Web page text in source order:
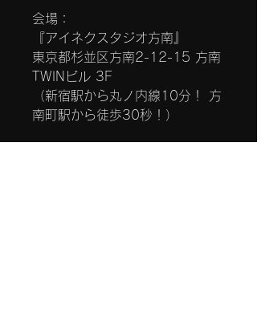
会場：
『アイネクスタジオ方南』
東京都杉並区方南2-12-15 方南
TWINビル 3F
（新宿駅から丸ノ内線10分！ 方
南町駅から徒歩30秒！）